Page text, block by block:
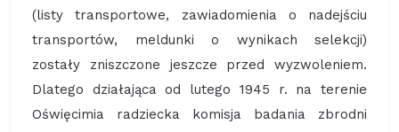
(listy transportowe, zawiadomienia o nadejściu
transportów, meldunki o wynikach selekcji)
zostały zniszczone jeszcze przed wyzwoleniem.
Dlatego działająca od lutego 1945 r. na terenie
Oświęcimia radziecka komisja badania zbrodni